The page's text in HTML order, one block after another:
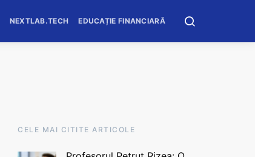
NEXTLAB.TECH EDUCAȚIE FINANCIARĂ
CELE MAI CITITE ARTICOLE